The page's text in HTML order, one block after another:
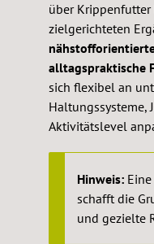
über Krippenfutter
zielgerichteten
alltagspraktische
sich flexibel an
Haltungssysteme,
Aktivitätslevel
Hinweis:
schafft die
und gezielte